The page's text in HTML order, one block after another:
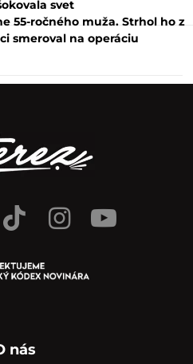
svet
55-ročného muža. Strhol ho z
smeroval na operáciu
nás